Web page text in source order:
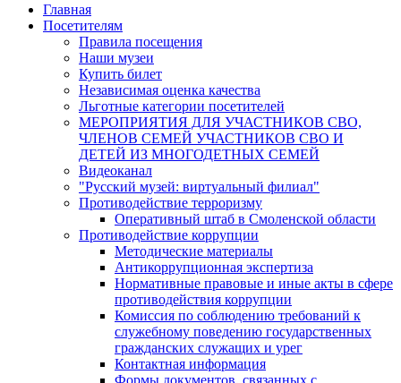
Главная
Посетителям
Правила посещения
Наши музеи
Купить билет
Независимая оценка качества
Льготные категории посетителей
МЕРОПРИЯТИЯ ДЛЯ УЧАСТНИКОВ СВО,
ЧЛЕНОВ СЕМЕЙ УЧАСТНИКОВ СВО И
ДЕТЕЙ ИЗ МНОГОДЕТНЫХ СЕМЕЙ
Видеоканал
"Русский музей: виртуальный филиал"
Противодействие терроризму
Оперативный штаб в Смоленской области
Противодействие коррупции
Методические материалы
Антикоррупционная экспертиза
Нормативные правовые и иные акты в сфере
противодействия коррупции
Комиссия по соблюдению требований к
служебному поведению государственных
гражданских служащих и урег
Контактная информация
Формы документов, связанных с